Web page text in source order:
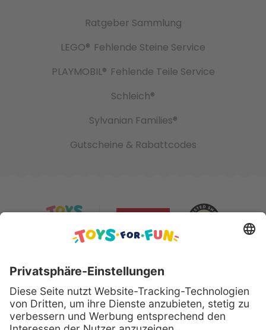
Ratgeber Sammlung
LEGO® Fehlende Steine Service
PLAYMOBIL® Fehlende Teile Service
Schleich®
Sylvanian Families®
Gutscheine & Rabattcodes
Sicher bezahlen mit: